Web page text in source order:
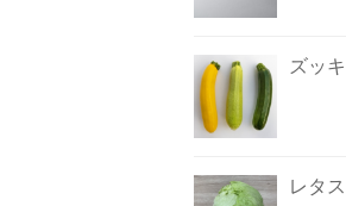
ズッ
レタ